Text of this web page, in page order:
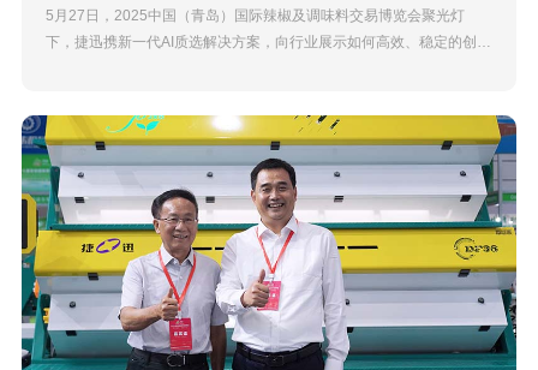
5月27日，2025中国（青岛）国际辣椒及调味料交易博览会聚光灯
下，捷迅携新一代AI质选解决方案，向行业展示如何高效、稳定的创造